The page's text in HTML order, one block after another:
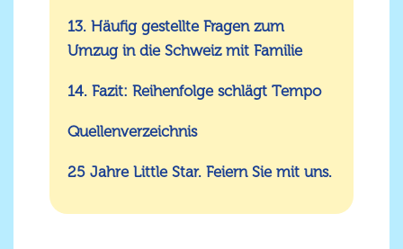
13. Häufig gestellte Fragen zum
Umzug in die Schweiz mit Familie
14. Fazit: Reihenfolge schlägt Tempo
Quellenverzeichnis
25 Jahre Little Star. Feiern Sie mit uns.